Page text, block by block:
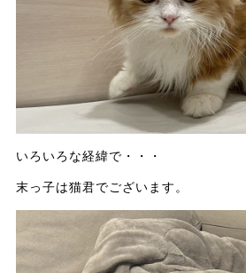
いろいろな経緯で・・・
末っ子は猫君でございます。